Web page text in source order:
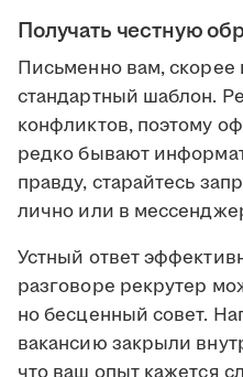
Получать честную
Письменно вам,
стандартный шаблон.
конфликтов, поэтому
редко бывают
правду, старайтесь
лично или в
Устный ответ
разговоре рекрутер
но бесценный совет.
вакансию закрыли